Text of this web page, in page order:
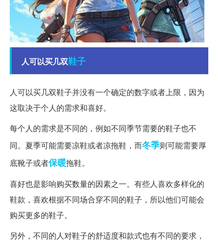
人可以买几双鞋子
人可以买几双鞋子并没有一个确定的数字或者上限，因为
这取决于个人的需求和喜好。
每个人的需求是不同的，例如不同季节需要的鞋子也不
同。夏季可能需要凉鞋或者凉拖鞋，而冬季则可能需要厚
底靴子或者保暖拖鞋。
喜好也是影响购买数量的因素之一。有些人喜欢多样化的
鞋款，喜欢根据不同场合穿不同的鞋子，所以他们可能会
购买更多的鞋子。
另外，不同的人对鞋子的舒适度和款式也有不同的要求，